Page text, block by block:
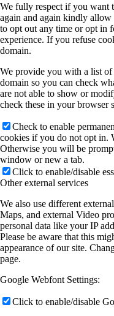
We fully respect if you want
again and again kindly allow
to opt out any time or opt in
experience. If you refuse
domain.
We provide you with a list
domain so you can check
are not able to show or
check these in your browser
Check to enable
cookies if you do not opt in.
Otherwise you will be
window or new a tab.
Click to enable/disable
Other external services
We also use different
Maps, and external Video
personal data like your IP
Please be aware that this
appearance of our site.
page.
Google Webfont Settings:
Click to enable/disable